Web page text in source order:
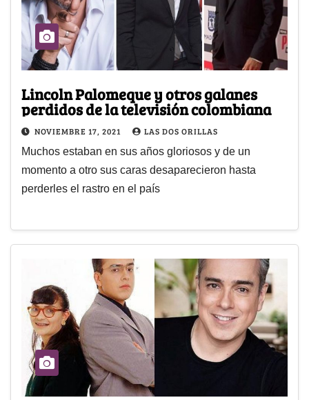
Lincoln Palomeque y otros galanes
perdidos de la televisión colombiana
NOVIEMBRE 17, 2021 LAS DOS ORILLAS
Muchos estaban en sus años gloriosos y de un
momento a otro sus caras desaparecieron hasta
perderles el rastro en el país